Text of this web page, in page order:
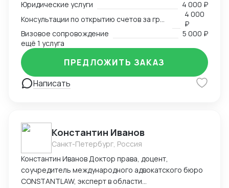
Юридические услуги
4 000 ₽
4 000
₽
Визовое сопровождение
5 000 ₽
ещё 1 услуга
Написать
ПРЕДЛОЖИТЬ ЗАКАЗ
Константин Иванов
Санкт-Петербург, Россия
Константин Иванов Доктор права, доцент,
соучредитель международного адвокатского бюро
CONSTANTLAW, эксперт в области